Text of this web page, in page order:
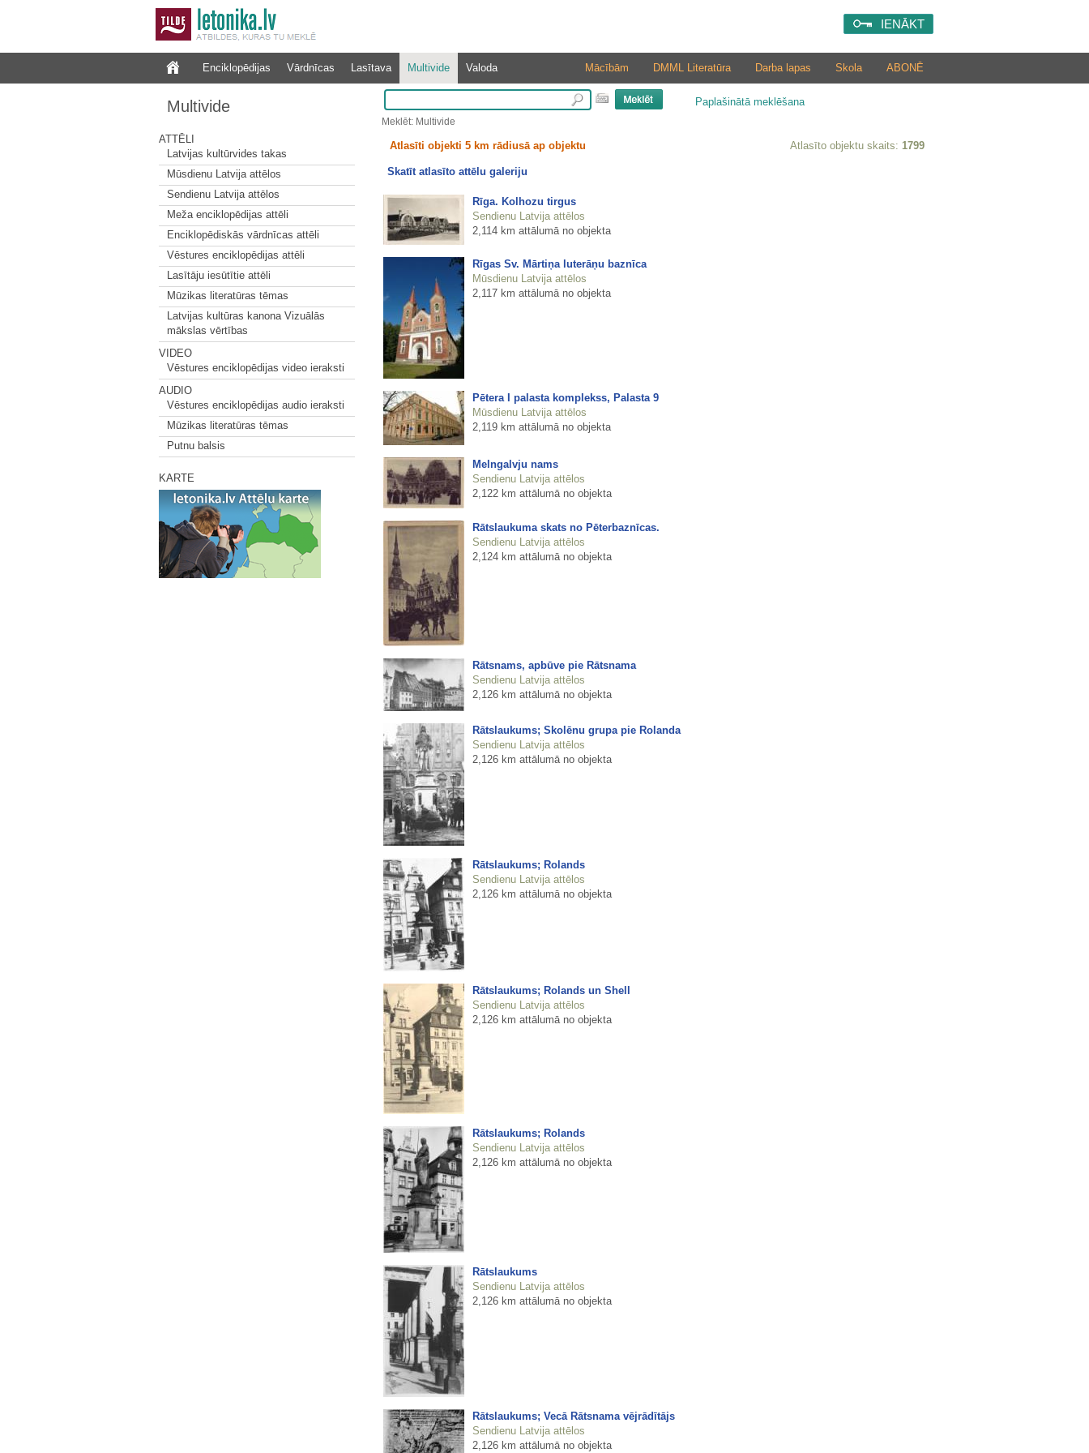
IENĀKT
Enciklopēdijas Vārdnīcas Lasītava Multivide Valoda ABONĒ
Skola
Darba lapas
DMML Literatūra
Mācībām
Multivide
ATTĒLI
Latvijas kultūrvides takas
Mūsdienu Latvija attēlos
Sendienu Latvija attēlos
Meža enciklopēdijas attēli
Enciklopēdiskās vārdnīcas attēli
Vēstures enciklopēdijas attēli
Lasītāju iesūtītie attēli
Mūzikas literatūras tēmas
Latvijas kultūras kanona Vizuālās
mākslas vērtības
VIDEO
Vēstures enciklopēdijas video ieraksti
AUDIO
Vēstures enciklopēdijas audio ieraksti
Mūzikas literatūras tēmas
Putnu balsis
KARTE
Paplašinātā meklēšana
Meklēt: Multivide
Atlasīti objekti 5 km rādiusā ap objektu Atlasīto objektu skaits: 1799
Skatīt atlasīto attēlu galeriju
Rīga. Kolhozu tirgus
Sendienu Latvija attēlos
2,114 km attālumā no objekta
Rīgas Sv. Mārtiņa luterāņu baznīca
Mūsdienu Latvija attēlos
2,117 km attālumā no objekta
Pētera I palasta komplekss, Palasta 9
Mūsdienu Latvija attēlos
2,119 km attālumā no objekta
Melngalvju nams
Sendienu Latvija attēlos
2,122 km attālumā no objekta
Rātslaukuma skats no Pēterbaznīcas.
Sendienu Latvija attēlos
2,124 km attālumā no objekta
Rātsnams, apbūve pie Rātsnama
Sendienu Latvija attēlos
2,126 km attālumā no objekta
Rātslaukums; Skolēnu grupa pie Rolanda
Sendienu Latvija attēlos
2,126 km attālumā no objekta
Rātslaukums; Rolands
Sendienu Latvija attēlos
2,126 km attālumā no objekta
Rātslaukums; Rolands un Shell
Sendienu Latvija attēlos
2,126 km attālumā no objekta
Rātslaukums; Rolands
Sendienu Latvija attēlos
2,126 km attālumā no objekta
Rātslaukums
Sendienu Latvija attēlos
2,126 km attālumā no objekta
Rātslaukums; Vecā Rātsnama vējrādītājs
Sendienu Latvija attēlos
2,126 km attālumā no objekta